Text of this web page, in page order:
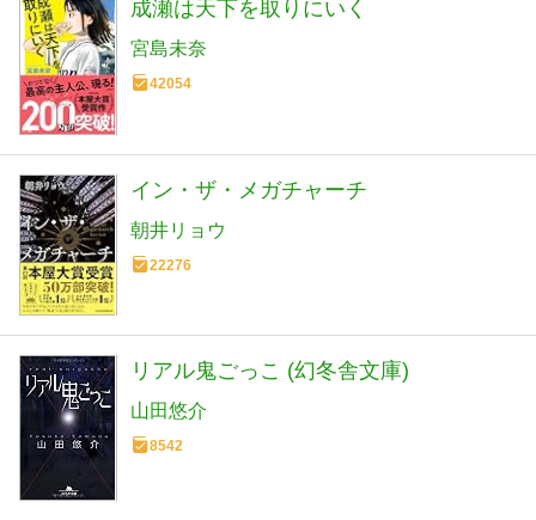
成瀬は天下を取りにいく
宮島未奈
42054
イン・ザ・メガチャーチ
朝井リョウ
22276
リアル鬼ごっこ (幻冬舎文庫)
山田悠介
8542